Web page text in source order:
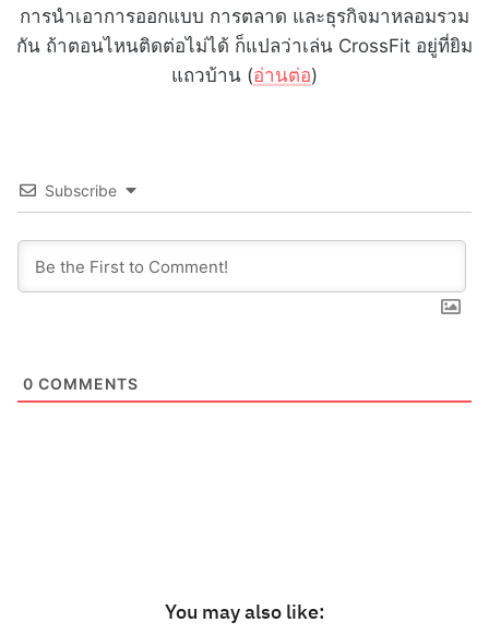
การนำเอาการออกแบบ การตลาด และธุรกิจมาหลอมรวม
กัน ถ้าตอนไหนติดต่อไม่ได้ ก็แปลว่าเล่น CrossFit อยู่ที่ยิม
แถวบ้าน (อ่านต่อ)
Subscribe
0 COMMENTS
You may also like: